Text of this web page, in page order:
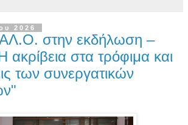
2026
στην εκδήλωση –
ακρίβεια στα τρόφιμα και
των συνεργατικών